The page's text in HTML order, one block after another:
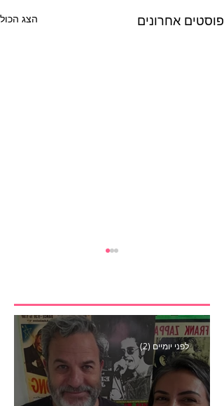
פוסטים אחרונים הצג הכול
הבנצ׳מרק הראשון
לפעילות משפיענים- פרק
445 עם לינוי יחזקאל אלבו
לפני יומיים (2)